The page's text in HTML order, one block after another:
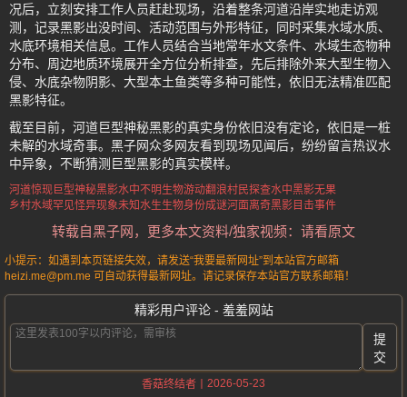
况后，立刻安排工作人员赶赴现场，沿着整条河道沿岸实地走访观
测，记录黑影出没时间、活动范围与外形特征，同时采集水域水质、
水底环境相关信息。工作人员结合当地常年水文条件、水域生态物种
分布、周边地质环境展开全方位分析排查，先后排除外来大型生物入
侵、水底杂物阴影、大型本土鱼类等多种可能性，依旧无法精准匹配
黑影特征。
截至目前，河道巨型神秘黑影的真实身份依旧没有定论，依旧是一桩
未解的水域奇事。黑子网众多网友看到现场见闻后，纷纷留言热议水
中异象，不断猜测巨型黑影的真实模样。
河道惊现巨型神秘黑影水中不明生物游动翻浪村民探查水中黑影无果
乡村水域罕见怪异现象未知水生生物身份成谜河面离奇黑影目击事件
转载自黑子网，更多本文资料/独家视频：请看原文
小提示：如遇到本页链接失效，请发送“我要最新网址”到本站官方邮箱
heizi.me@pm.me 可自动获得最新网址。请记录保存本站官方联系邮箱！
精彩用户评论 - 羞羞网站
提
交
香菇终结者
2026-05-23